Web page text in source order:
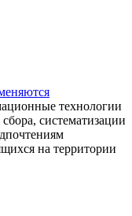
технологии
систематизации
на территории